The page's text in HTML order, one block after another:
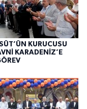
KURUCUSU
KARADENİZ’E